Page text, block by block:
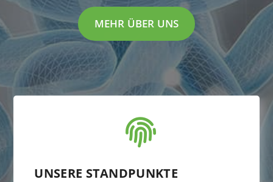
MEHR ÜBER UNS

UNSERE STANDPUNKTE